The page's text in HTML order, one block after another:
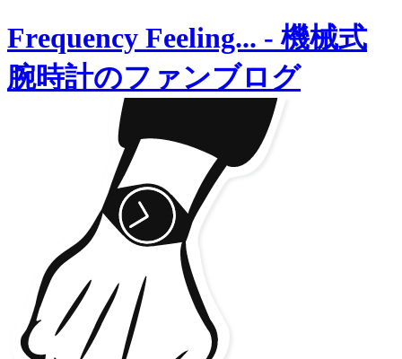
Frequency Feeling... - 機械式
腕時計のファンブログ